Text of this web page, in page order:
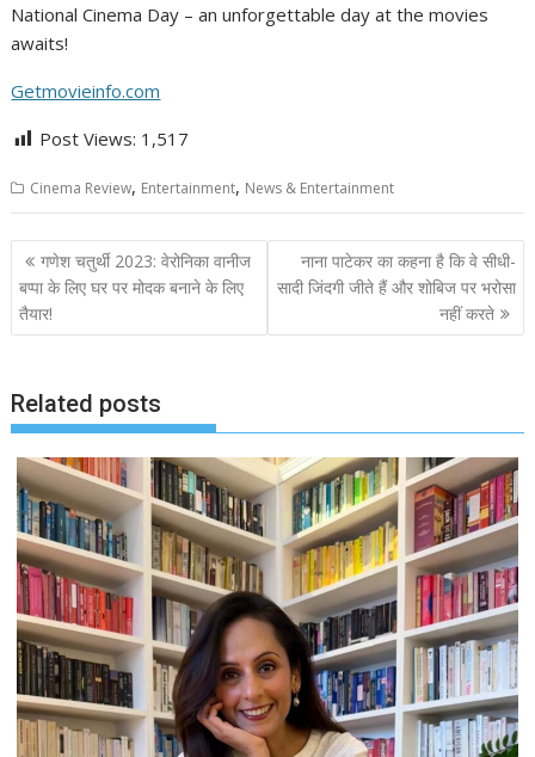
National Cinema Day – an unforgettable day at the movies
awaits!
Getmovieinfo.com
Post Views: 1,517
Cinema Review, Entertainment, News & Entertainment
Post
navigation
गणेश चतुर्थी 2023: वेरोनिका वानीज
बप्पा के लिए घर पर मोदक बनाने के लिए
तैयार!
नाना पाटेकर का कहना है कि वे सीधी-
सादी जिंदगी जीते हैं और शोबिज पर भरोसा
नहीं करते
Related posts